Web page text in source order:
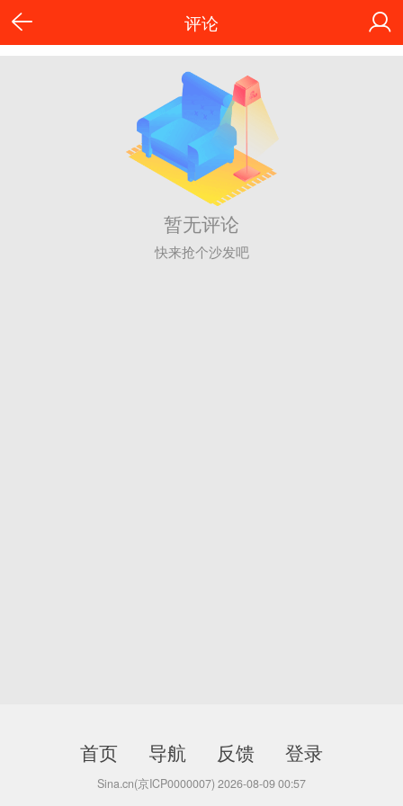
评论
暂无评论
快来抢个沙发吧
首页 导航 反馈 登录
Sina.cn(京ICP0000007) 2026-08-09 00:57